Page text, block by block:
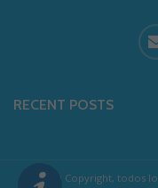
RECENT POSTS
© Copyright, todos